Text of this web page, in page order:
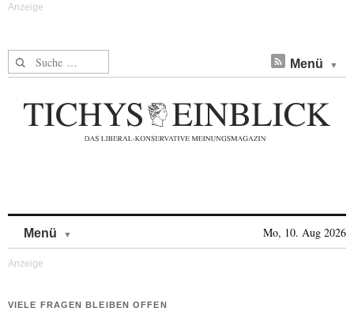
Suche nach: Menü
Menü Mo, 10. Aug 2026
VIELE FRAGEN BLEIBEN OFFEN